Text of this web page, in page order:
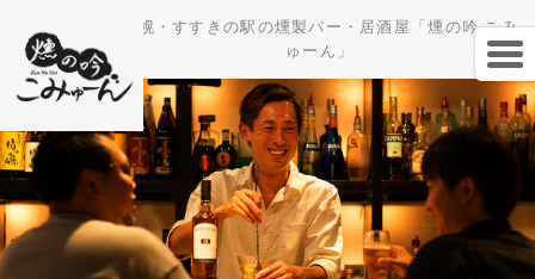
札幌・すすきの駅の燻製バー・居酒屋「燻の吟 こみ
ゅーん」